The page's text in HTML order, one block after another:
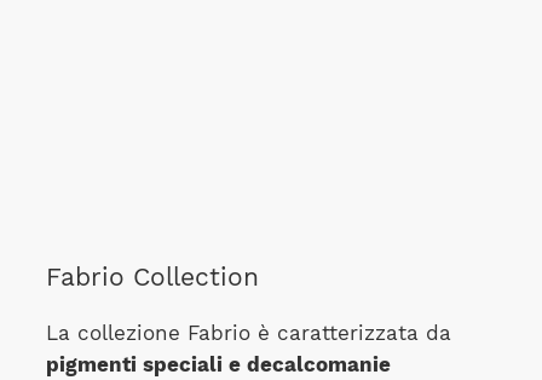
Fabrio Collection
La collezione Fabrio è caratterizzata da
pigmenti speciali e decalcomanie